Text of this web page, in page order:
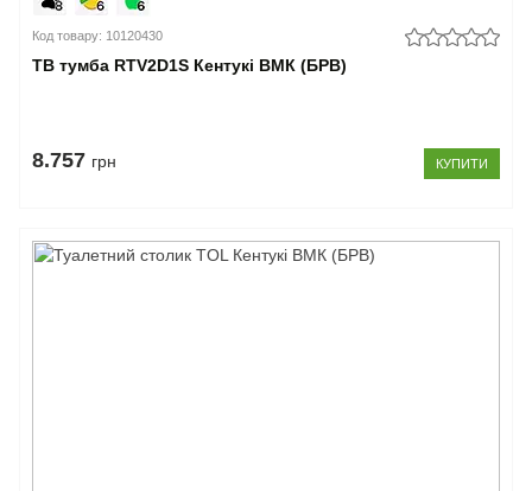
Код товару: 10120430
ТВ тумба RTV2D1S Кентукі ВМК (БРВ)
8.757 грн КУПИТИ